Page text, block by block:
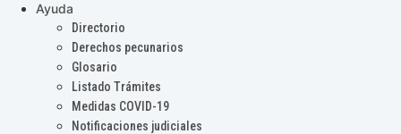
Ayuda
Directorio
Derechos pecunarios
Glosario
Listado Trámites
Medidas COVID-19
Notificaciones judiciales